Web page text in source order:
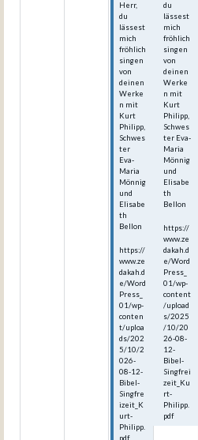
Herr,
du
lässest
mich
fröhlich
singen
von
deinen
Werke
n mit
Kurt
Philipp,
Schwes
ter
Eva-
Maria
Mönnig
und
Elisabe
th
Bellon
https://
www.ze
dakah.d
e/Word
Press_
01/wp-
conten
t/uploa
ds/202
5/10/2
026-
08-12-
Bibel-
Singfre
izeit_K
urt-
Philipp.
pdf
du
lässest
mich
fröhlich
singen
von
deinen
Werke
n mit
Kurt
Philipp,
Schwes
ter Eva-
Maria
Mönnig
und
Elisabe
th
Bellon
https://
www.ze
dakah.d
e/Word
Press_
01/wp-
content
/upload
s/2025
/10/20
26-08-
12-
Bibel-
Singfrei
zeit_Ku
rt-
Philipp.
pdf